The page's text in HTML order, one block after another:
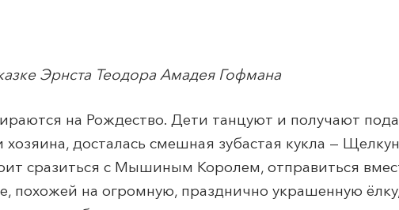
Эрнста Теодора Амадея Гофмана
на Рождество. Дети танцуют и получают
досталась смешная зубастая кукла —
сразиться с Мышиным Королем, отправиться
похожей на огромную, празднично украшенную